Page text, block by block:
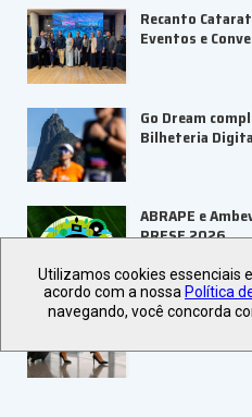
Recanto
Eventos e
Go Dream
Bilheteria
ABRAPE e
PRESE 2026
ALAGEV aponta
Utilizamos cookies essenciais
acordo com a nossa Política
navegando, você concorda